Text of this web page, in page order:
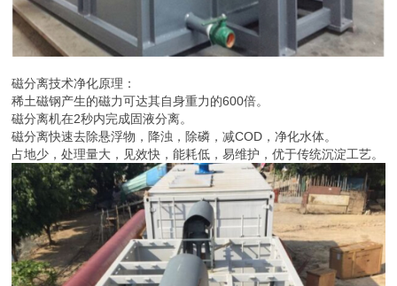
磁分离技术净化原理：
稀土磁钢产生的磁力可达其自身重力的600倍。
磁分离机在2秒内完成固液分离。
磁分离快速去除悬浮物，降浊，除磷，减COD，净化水体。
占地少，处理量大，见效快，能耗低，易维护，优于传统沉淀工艺。